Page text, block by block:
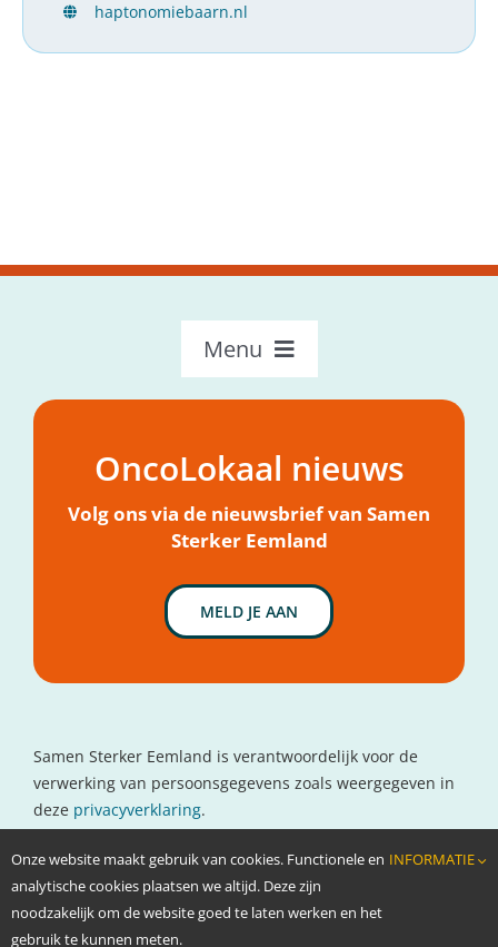
haptonomiebaarn.nl
Menu
OncoLokaal – Home
Mijn hulpvraagOncoLokaal nieuws
Volg ons via de nieuwsbrief van Samen
Sterker Eemland
MELD JE AAN
Samen Sterker Eemland is verantwoordelijk voor de
verwerking van persoonsgegevens zoals weergegeven in
deze privacyverklaring.
Contactgegevens
www.oncolokaal.nl
info@oncolokaal.nl
Onze website maakt gebruik van cookies. Functionele en
analytische cookies plaatsen we altijd. Deze zijn
noodzakelijk om de website goed te laten werken en het
gebruik te kunnen meten.
INFORMATIE